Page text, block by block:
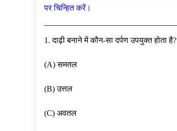
पर चिन्हित करें।
1. दाढ़ी बनाने में कौन-सा दर्पण उपयुक्त होता है?
(A) समतल
(B) उत्तल
(C) अवतल